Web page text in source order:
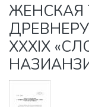
All of DSpace
Statistics
ЖЕНСКАЯ
XXXIX